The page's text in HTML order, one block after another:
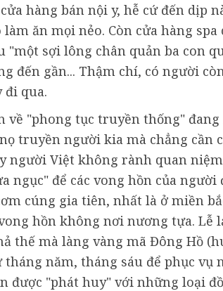
hàng bán nội y, hễ cứ đến dịp
ăn mọi nẻo. Còn cửa hàng
"một sợi lông chân quản ba con
đến gần... Thậm chí, có người
đi qua.
về "phong tục truyền thống"
truyền người kia mà chẳng cần
người Việt không rành quan
ngục" để các vong hồn của
cúng gia tiên, nhất là ở miền
hồn không nơi nương tựa.
thế mà làng vàng mã Đông Hồ
năm, tháng sáu để phục vụ
được "phát huy" với những loại